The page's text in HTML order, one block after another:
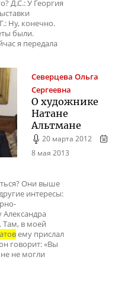
Д.С.: У Георгия
Ну, конечно.
были.
я передала
Северцева Ольга
Сергеевна
О художнике
Натане
Альтмане
20 марта 2012
8 мая 2013
Они выше
интересы:
Александра
Там, в моей
ему прислал
говорит: «Вы
не могли